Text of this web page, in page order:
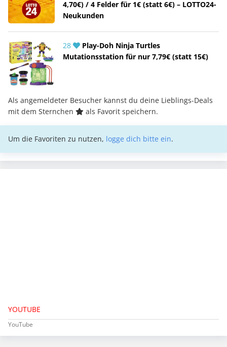
4,70€) / 4 Felder für 1€ (statt 6€) – LOTTO24-
Neukunden
28
Play-Doh Ninja Turtles
Mutationsstation für nur 7,79€ (statt 15€)
Als angemeldeter Besucher kannst du deine Lieblings-Deals
mit dem Sternchen
als Favorit speichern.
Um die Favoriten zu nutzen, logge dich bitte ein.
YOUTUBE
YouTube